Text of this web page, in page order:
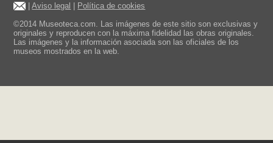
|Aviso legal
Política de cookies
©2014 Museoteca.com. Las imágenes de este sitio son exclusivas y
originales y reproducen con la máxima fidelidad las obras originales.
Las imágenes y la información asociada son las oficiales de los
museos mostrados en la web.